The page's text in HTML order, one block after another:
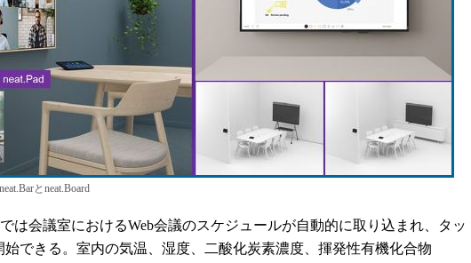
とneat.Board
は会議室におけるWeb会議のスケジュールが自動的に取り込まれ、タッ
始できる。室内の気温、湿度、二酸化炭素濃度、揮発性有機化合物